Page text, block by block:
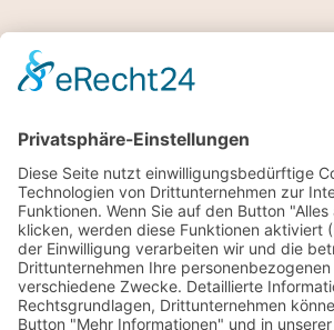
ÖFFNUNGSZEITEN
Sa 8 bis 14 Uhr
RECHTLICHES
Impressum
Datenschutz